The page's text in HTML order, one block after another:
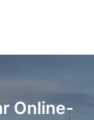
Online-